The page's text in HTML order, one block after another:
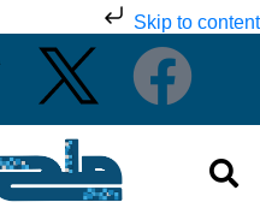
Skip to content